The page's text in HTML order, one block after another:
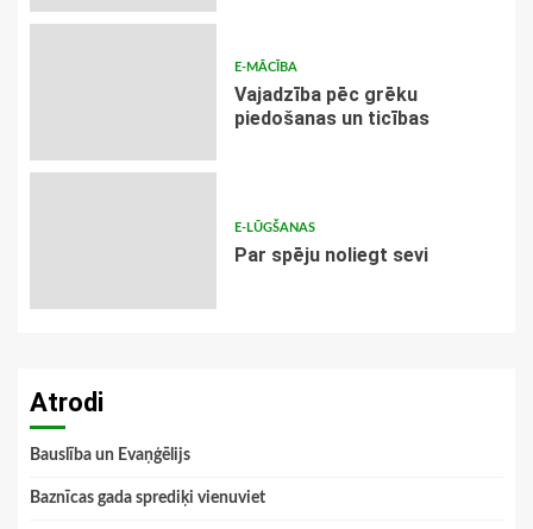
E-MĀCĪBA
Vajadzība pēc grēku
piedošanas un ticības
E-LŪGŠANAS
Par spēju noliegt sevi
Atrodi
Bauslība un Evaņģēlijs
Baznīcas gada sprediķi vienuviet